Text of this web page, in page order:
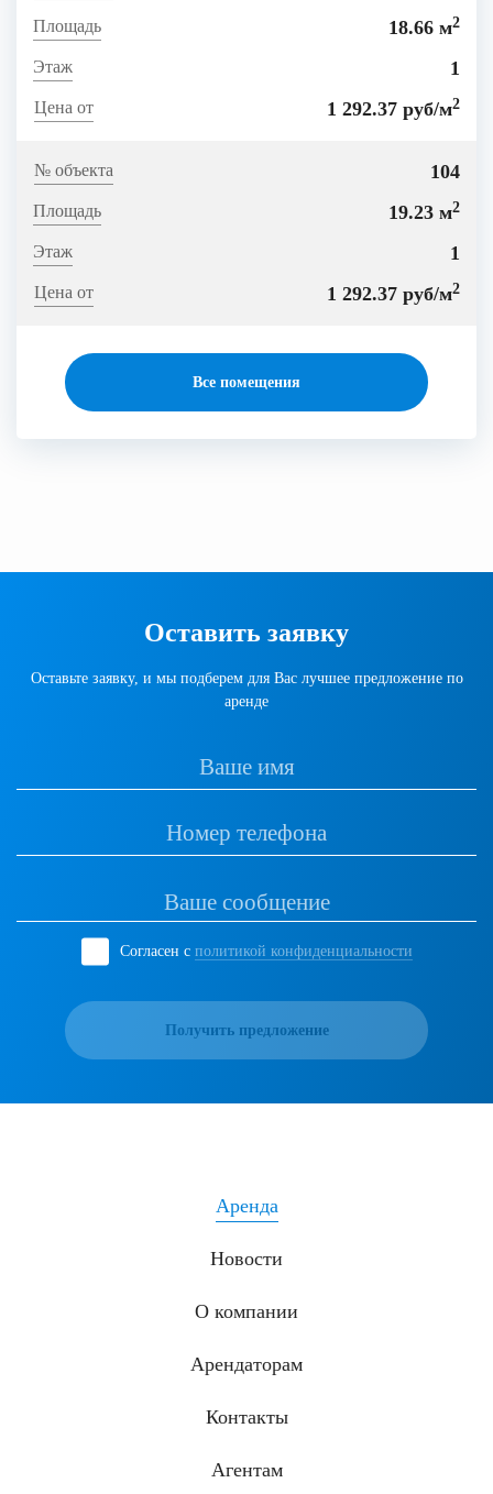
18.66 м2
1
1 292.37 руб/м2
104
19.23 м2
1
1 292.37 руб/м2
Все помещения
Оставить заявку
Оставьте заявку, и мы подберем для Вас лучшее предложение по
аренде
Согласен с политикой конфиденциальности
Получить предложение
Аренда
Новости
О компании
Арендаторам
Контакты
Агентам